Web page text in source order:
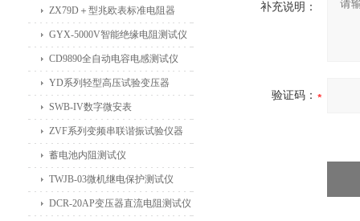
补充说明：
验证码：
ZX79D＋型兆欧表标准电阻器
GYX-5000V智能绝缘电阻测试仪
CD9890全自动电容电感测试仪
YD系列轻型高压试验变压器
SWB-IV数字微安表
ZVF系列变频串联谐振试验仪器
蓄电池内阻测试仪
TWJB-03微机继电保护测试仪
DCR-20AP变压器直流电阻测试仪